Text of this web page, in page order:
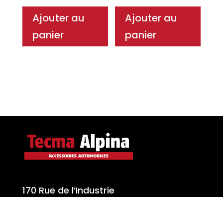
Ajouter au
panier
Ajouter au
panier
170 Rue de l’Industrie